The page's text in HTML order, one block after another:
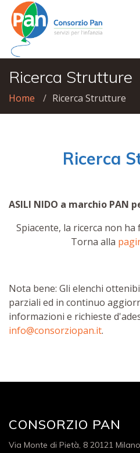
Ricerca Strutture
Home Ricerca Strutture
Ricerca
ASILI NIDO a marchio PAN
Spiacente, la ricerca non
Torna alla
Nota bene: Gli elenchi
parziali ed in continuo
informazioni e richieste
info@consorziopan.it.
CONSORZIO PAN
Via Monte di Pietà, 8 20121 Milano